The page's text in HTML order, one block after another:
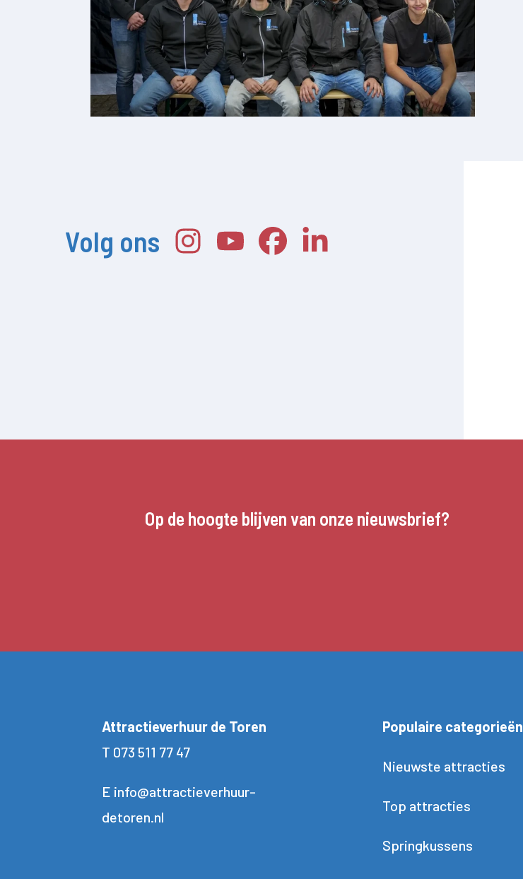
Volg ons
Op de hoogte blijven van onze nieuwsbrief?
Attractieverhuur de Toren
T 073 511 77 47
E info@attractieverhuur-
detoren.nl
Populaire categorieën
Nieuwste attracties
Top attracties
Springkussens